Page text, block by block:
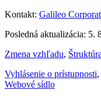
Kontakt: Galileo
Posledná aktualizácia: 5.
Zmena vzhľadu,
Vyhlásenie o prístupnosti,
Webové sídlo